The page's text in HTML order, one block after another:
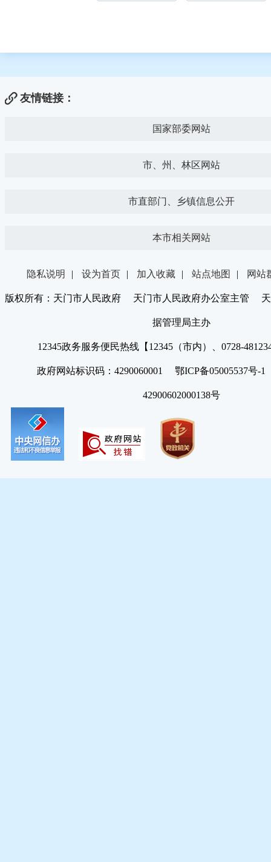
友情链接：
国家部委网站
市、州、林区网站
市直部门、乡镇信息公开
本市相关网站
隐私说明 | 设为首页 | 加入收藏 | 站点地图 | 网站
版权所有：天门市人民政府 天门市人民政府办公室主管 天
据管理局主办
12345政务服务便民热线【12345（市内）、0728-
政府网站标识码：4290060001 鄂ICP备05005537号
42900602000138号